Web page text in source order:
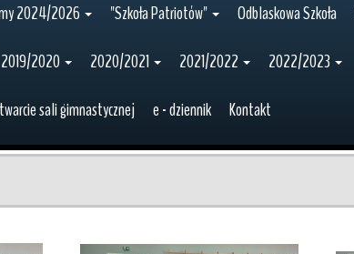
2024/2026 "Szkoła Patriotów" Odblaskowa Szkoła
2019/2020 2020/2021 2021/2022 2022/2023
sali gimnastycznej e - dziennik Kontakt